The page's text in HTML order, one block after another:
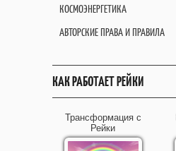
КОСМОЭНЕРГЕТИКА
АВТОРСКИЕ ПРАВА И ПРАВИЛА
КАК РАБОТАЕТ РЕЙКИ
Трансформация с
Рейки